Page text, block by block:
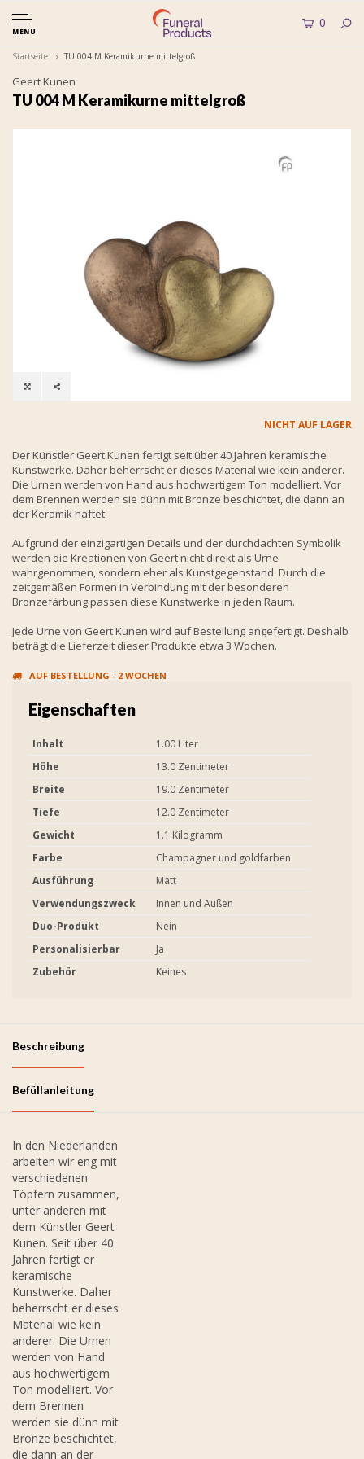
MENU
0
Startseite TU 004 M Keramikurne mittelgroß
Geert Kunen
TU 004 M Keramikurne mittelgroß
NICHT AUF LAGER
Der Künstler Geert Kunen fertigt seit über 40 Jahren keramische
Kunstwerke. Daher beherrscht er dieses Material wie kein anderer.
Die Urnen werden von Hand aus hochwertigem Ton modelliert. Vor
dem Brennen werden sie dünn mit Bronze beschichtet, die dann an
der Keramik haftet.
Aufgrund der einzigartigen Details und der durchdachten Symbolik
werden die Kreationen von Geert nicht direkt als Urne
wahrgenommen, sondern eher als Kunstgegenstand. Durch die
zeitgemäßen Formen in Verbindung mit der besonderen
Bronzefärbung passen diese Kunstwerke in jeden Raum.
Jede Urne von Geert Kunen wird auf Bestellung angefertigt. Deshalb
beträgt die Lieferzeit dieser Produkte etwa 3 Wochen.
AUF BESTELLUNG - 2 WOCHEN
Eigenschaften
Inhalt
1.00 Liter
Höhe
13.0 Zentimeter
Breite
19.0 Zentimeter
Tiefe
12.0 Zentimeter
Gewicht
1.1 Kilogramm
Farbe
Champagner und goldfarben
Ausführung
Matt
Verwendungszweck
Innen und Außen
Duo-Produkt
Nein
Personalisierbar
Ja
Zubehör
Keines
Beschreibung
Befüllanleitung
In den Niederlanden
arbeiten wir eng mit
verschiedenen
Töpfern zusammen,
unter anderen mit
dem Künstler Geert
Kunen. Seit über 40
Jahren fertigt er
keramische
Kunstwerke. Daher
beherrscht er dieses
Material wie kein
anderer. Die Urnen
werden von Hand
aus hochwertigem
Ton modelliert. Vor
dem Brennen
werden sie dünn mit
Bronze beschichtet,
die dann an der